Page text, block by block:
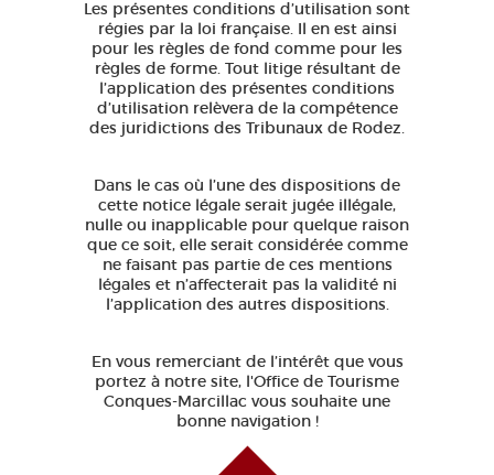
Les présentes conditions d’utilisation sont
régies par la loi française. Il en est ainsi
pour les règles de fond comme pour les
règles de forme. Tout litige résultant de
l’application des présentes conditions
d’utilisation relèvera de la compétence
des juridictions des Tribunaux de Rodez.
Dans le cas où l’une des dispositions de
cette notice légale serait jugée illégale,
nulle ou inapplicable pour quelque raison
que ce soit, elle serait considérée comme
ne faisant pas partie de ces mentions
légales et n’affecterait pas la validité ni
l’application des autres dispositions.
En vous remerciant de l’intérêt que vous
portez à notre site, l'Office de Tourisme
Conques-Marcillac vous souhaite une
bonne navigation !